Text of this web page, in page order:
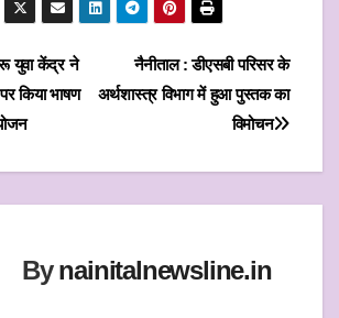
m
a
i
h
a
r
नैनीताल : डीएसबी परिसर के
अर्थशास्त्र विभाग में हुआ पुस्तक का
विमोचन
युवा केंद्र ने
किया भाषण
Bynainitalnewsline.in